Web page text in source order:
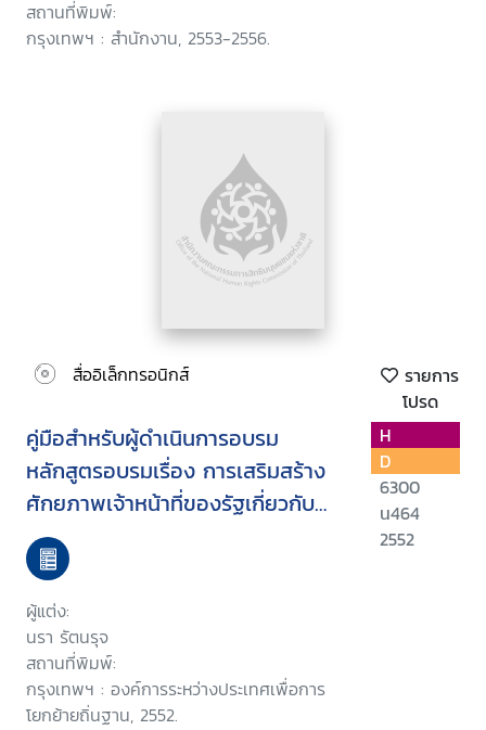
สถานที่พิมพ์:
กรุงเทพฯ : สำนักงาน, 2553-2556.
สื่ออิเล็กทรอนิกส์
รายการ
โปรด
คู่มือสำหรับผู้ดำเนินการอบรม
หลักสูตรอบรมเรื่อง การเสริมสร้าง
ศักยภาพเจ้าหน้าที่ของรัฐเกี่ยวกับ
สิทธิและสวัสดิการแรงงานข้ามชาติ
ผู้แต่ง:
นรา รัตนรุจ
สถานที่พิมพ์:
กรุงเทพฯ : องค์การระหว่างประเทศเพื่อการ
โยกย้ายถิ่นฐาน, 2552.
H
D
6300
น464
2552